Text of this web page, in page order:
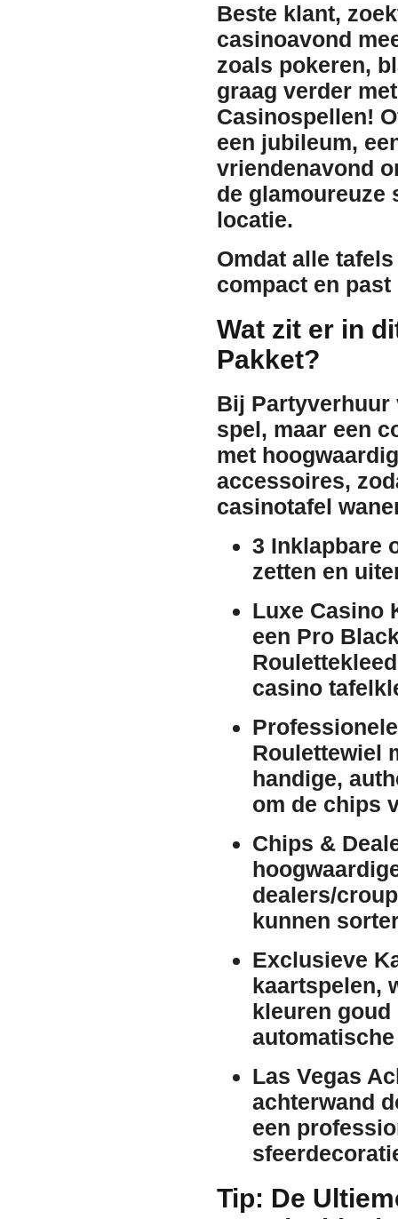
Beste klant,
casinoavond
zoals pokeren,
graag verder
Casinospellen!
een jubileum,
vriendenavond
de glamoureuze
locatie.
Omdat alle
compact en past
Wat zit er in
Pakket?
Bij Partyverhuur
spel, maar een
met
accessoires,
casinotafel
3 Inklapbare
zetten en
Luxe Casino
een Pro
casino
Roulettewiel
handige,
om de chips
Chips &
dealers/
kunnen
Exclusieve
kaartspelen,
kleuren goud
Las Vegas
achterwand
een
Tip: De